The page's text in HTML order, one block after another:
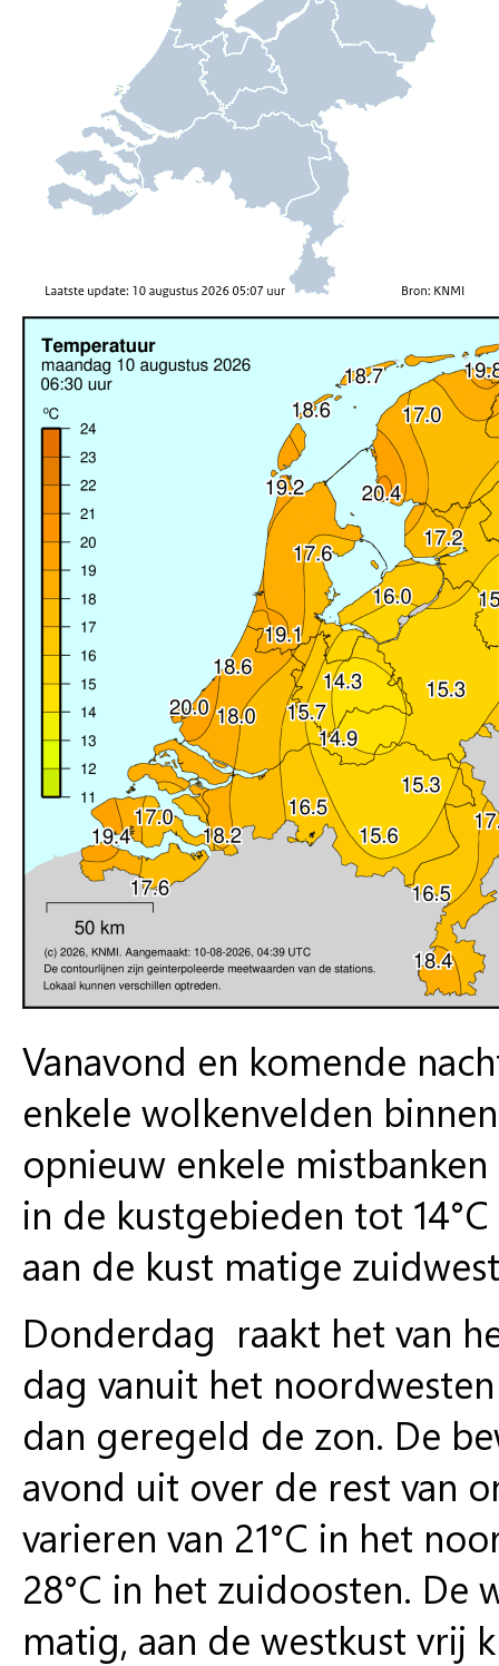
Vanavond en komende
enkele wolkenvelden
opnieuw enkele
in de kustgebieden tot
aan de kust matige
Donderdag raakt het van
dag vanuit het
dan geregeld de zon. De
avond uit over de rest van
varieren van 21°C in het
28°C in het zuidoosten. De
matig, aan de westkust vrij